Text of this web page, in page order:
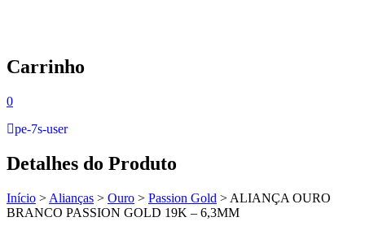
Carrinho
0
pe-7s-user
Detalhes do Produto
Início > Alianças > Ouro > Passion Gold > ALIANÇA OURO
BRANCO PASSION GOLD 19K – 6,3MM